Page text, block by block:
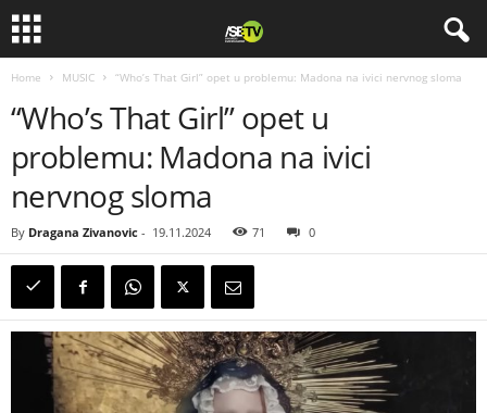
Home MUSIC “Who’s That Girl” opet u problemu: Madona na ivici nervnog sloma
“Who’s That Girl” opet u
problemu: Madona na ivici
nervnog sloma
By Dragana Zivanovic - 19.11.2024 71 0